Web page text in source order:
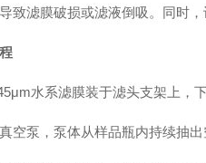
致滤膜破损或滤液倒吸 。同时
水系滤膜装于滤头支架上，
真空泵，泵体从样品瓶内持续抽